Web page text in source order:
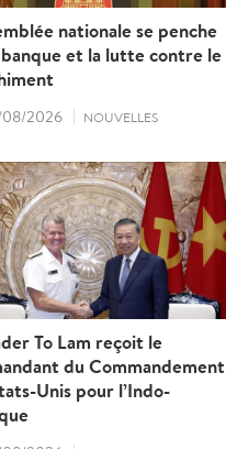
nationale se penche
et la lutte contre le
2026 NOUVELLES
To Lam reçoit le
du Commandement
Unis pour l’Indo-